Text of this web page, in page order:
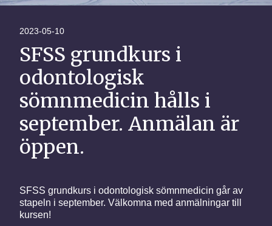
2023-05-10
SFSS grundkurs i
odontologisk
sömnmedicin hålls i
september. Anmälan är
öppen.
SFSS grundkurs i odontologisk sömnmedicin går av
stapeln i september. Välkomna med anmälningar till
kursen!